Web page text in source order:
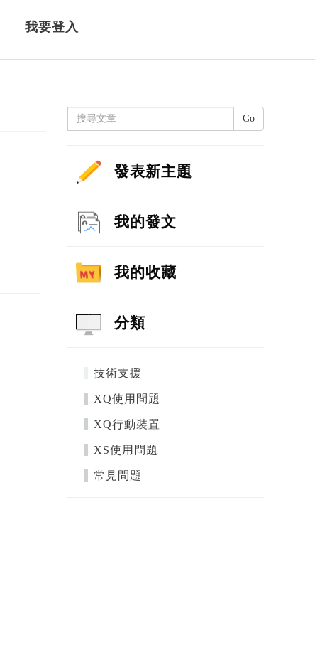
我要登入
Go
發表新主題
我的發文
我的收藏
分類
技術支援
XQ使用問題
XQ行動裝置
XS使用問題
常見問題